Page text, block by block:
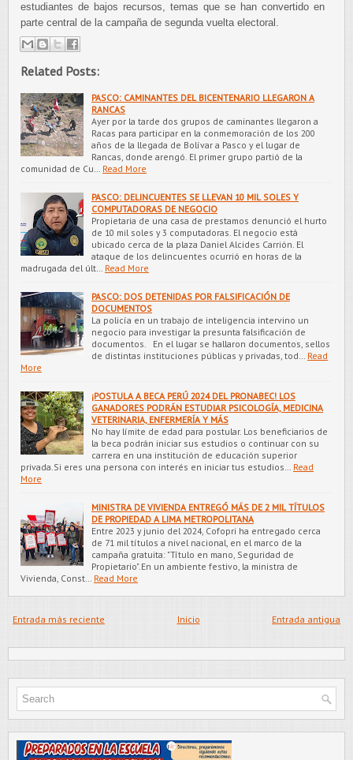
estudiantes de bajos recursos, temas que se han convertido en
parte central de la campaña de segunda vuelta electoral.
Related Posts:
PASCO: CAMINANTES DEL BICENTENARIO LLEGARON A
RANCAS
Ayer por la tarde dos grupos de caminantes llegaron a
Racas para participar en la conmemoración de los 200
años de la llegada de Bolívar a Pasco y el lugar de
Rancas, donde arengó. El primer grupo partió de la
comunidad de Cu…
Read More
PASCO: DELINCUENTES SE LLEVAN 10 MIL SOLES Y
COMPUTADORAS DE NEGOCIO
Propietaria de una casa de prestamos denunció el hurto
de 10 mil soles y 3 computadoras. El negocio está
ubicado cerca de la plaza Daniel Alcides Carrión. El
ataque de los delincuentes ocurrió en horas de la
madrugada del últ…
Read More
PASCO: DOS DETENIDAS POR FALSIFICACIÓN DE
DOCUMENTOS
La policía en un trabajo de inteligencia intervino un
negocio para investigar la presunta falsificación de
documentos. En el lugar se hallaron documentos, sellos
de distintas instituciones públicas y privadas, tod…
Read
More
¡POSTULA A BECA PERÚ 2024 DEL PRONABEC! LOS
GANADORES PODRÁN ESTUDIAR PSICOLOGÍA, MEDICINA
VETERINARIA, ENFERMERÍA Y MÁS
No hay límite de edad para postular. Los beneficiarios de
la beca podrán iniciar sus estudios o continuar con su
carrera en una institución de educación superior
privada.Si eres una persona con interés en iniciar tus estudios…
Read
More
MINISTRA DE VIVIENDA ENTREGÓ MÁS DE 2 MIL TÍTULOS
DE PROPIEDAD A LIMA METROPOLITANA
Entre 2023 y junio del 2024, Cofopri ha entregado cerca
de 71 mil títulos a nivel nacional, en el marco de la
campaña gratuita: "Título en mano, Seguridad de
Propietario".En un ambiente festivo, la ministra de
Vivienda, Const…
Read More
Entrada más reciente Entrada antigua
Inicio